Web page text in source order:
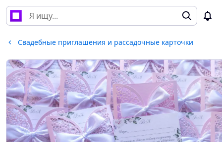
Свадебные приглашения и рассадочные карточки